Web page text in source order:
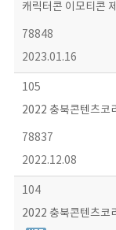
캐릭터콘 이모티콘
78848
2023.01.16
105
2022 충북콘텐츠코
78837
2022.12.08
104
2022 충북콘텐츠코